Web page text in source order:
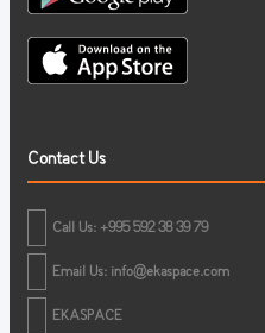
Contact Us
Call Us: +995 592 38 39 79
Email Us: info@ekaspace.com
EKASPACE